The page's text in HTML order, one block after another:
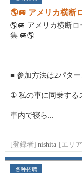
🌎🚐 アメリカ横断
🌎🚐 アメリカ横断
集 🚐🌎
■ 参加方法は2パタ
① 私の車に同乗する
車内で寝ら...
[登録者] nishita [エリ
各种招聘